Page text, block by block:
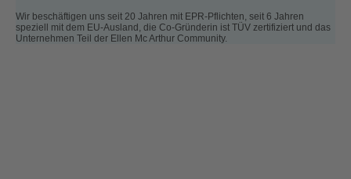
Wir beschäftigen uns seit 20 Jahren mit EPR-Pflichten, seit 6 Jahren
speziell mit dem EU-Ausland, die Co-Gründerin ist TÜV zertifiziert und das
Unternehmen Teil der Ellen Mc Arthur Community.